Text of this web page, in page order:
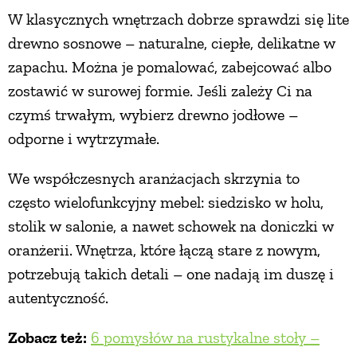
W klasycznych wnętrzach dobrze sprawdzi się lite
drewno sosnowe – naturalne, ciepłe, delikatne w
zapachu. Można je pomalować, zabejcować albo
zostawić w surowej formie. Jeśli zależy Ci na
czymś trwałym, wybierz drewno jodłowe –
odporne i wytrzymałe.
We współczesnych aranżacjach skrzynia to
często wielofunkcyjny mebel: siedzisko w holu,
stolik w salonie, a nawet schowek na doniczki w
oranżerii. Wnętrza, które łączą stare z nowym,
potrzebują takich detali – one nadają im duszę i
autentyczność.
Zobacz też: 6 pomysłów na rustykalne stoły –